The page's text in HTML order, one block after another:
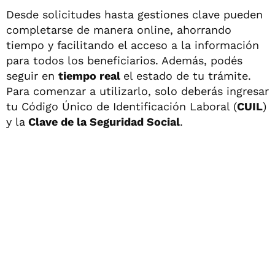
Desde solicitudes hasta gestiones clave pueden
completarse de manera online, ahorrando
tiempo y facilitando el acceso a la información
para todos los beneficiarios. Además, podés
seguir en tiempo real el estado de tu trámite.
Para comenzar a utilizarlo, solo deberás ingresar
tu Código Único de Identificación Laboral (CUIL)
y la Clave de la Seguridad Social.